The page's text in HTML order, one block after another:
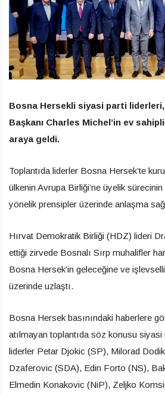
Bosna Hersekli siyasi parti
Başkanı Charles Michel’in ev
araya geldi.
Toplantıda liderler Bosna Hersek’te
ülkenin Avrupa Birliği’ne üyelik sürecinin
yönelik prensipler üzerinde anlaşma
Hırvat Demokratik Birliği (HDZ) lideri
ettiği zirvede Bosnalı Sırp muhalifler
Bosna Hersek’in geleceğine ve
üzerinde uzlaştı.
Bosna Hersek basınındaki haberlere
atılmayan toplantıda söz konusu
liderler Petar Djokic (SP), Milorad
Dzaferovic (SDA), Edin Forto (NS),
Elmedin Konakovic (NiP), Zeljko